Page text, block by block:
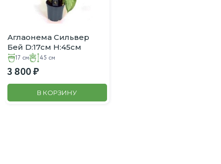
Аглаонема Сильвер
Бей D:17см H:45см
17 см 45 см
3 800
В КОРЗИНУ